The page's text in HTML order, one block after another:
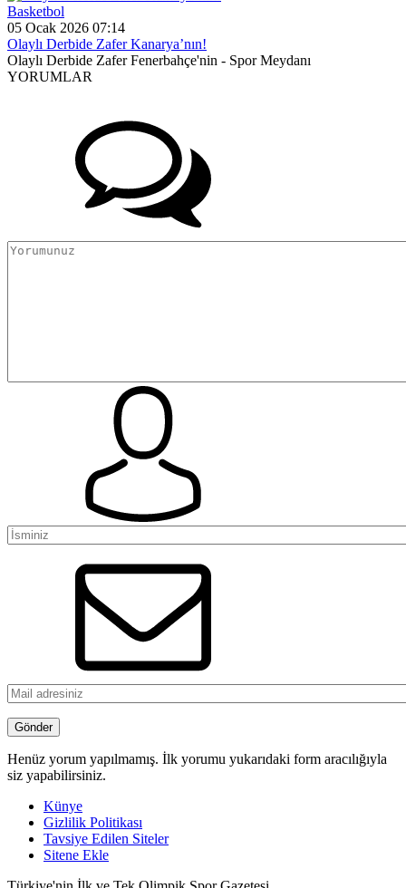
Basketbol
05 Ocak 2026 07:14
Olaylı Derbide Zafer Kanarya’nın!
Olaylı Derbide Zafer Fenerbahçe'nin - Spor Meydanı
YORUMLAR
Henüz yorum yapılmamış. İlk yorumu yukarıdaki form aracılığıyla
siz yapabilirsiniz.
Künye
Gizlilik Politikası
Tavsiye Edilen Siteler
Sitene Ekle